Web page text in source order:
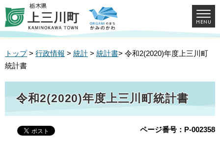
トップ> 行政情報 > 統計 > 統計書> 令和2(2020)年度上三川町
統計書
令和2(2020)年度上三川町統計書
ページ番号：P-002358